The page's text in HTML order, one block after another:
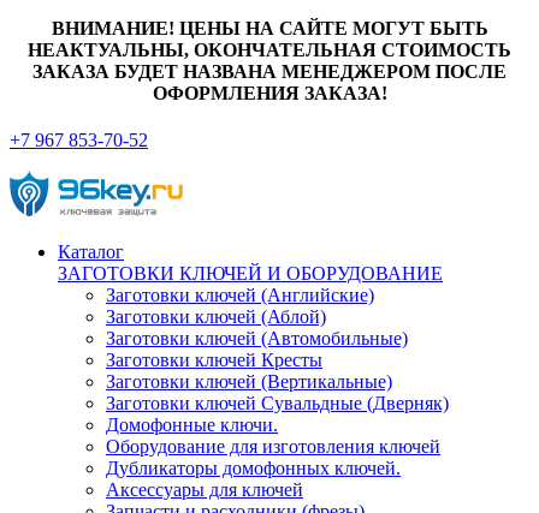
ВНИМАНИЕ! ЦЕНЫ НА САЙТЕ МОГУТ БЫТЬ
НЕАКТУАЛЬНЫ, ОКОНЧАТЕЛЬНАЯ СТОИМОСТЬ
ЗАКАЗА БУДЕТ НАЗВАНА МЕНЕДЖЕРОМ ПОСЛЕ
ОФОРМЛЕНИЯ ЗАКАЗА!
+7 967 853-70-52
Каталог
ЗАГОТОВКИ КЛЮЧЕЙ И ОБОРУДОВАНИЕ
Заготовки ключей (Английские)
Заготовки ключей (Аблой)
Заготовки ключей (Автомобильные)
Заготовки ключей Кресты
Заготовки ключей (Вертикальные)
Заготовки ключей Сувальдные (Дверняк)
Домофонные ключи.
Оборудование для изготовления ключей
Дубликаторы домофонных ключей.
Аксессуары для ключей